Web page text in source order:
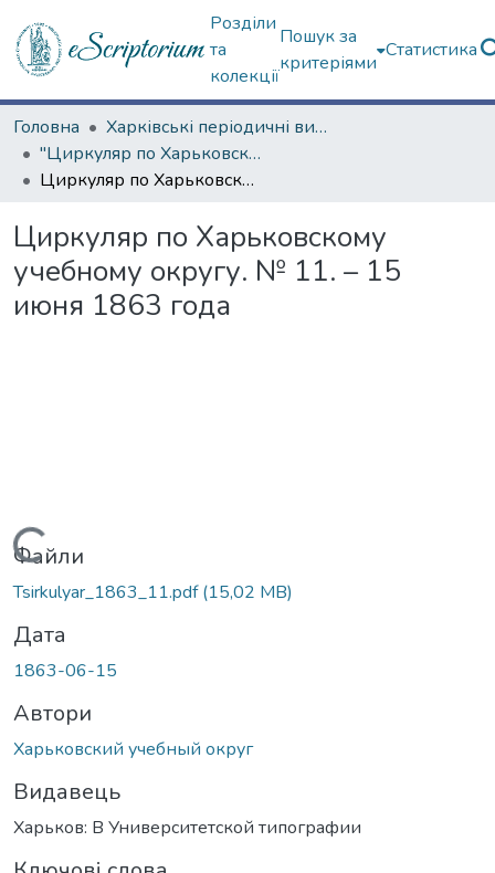
Розділи
та
колекції
Пошук за
критеріями
Статистика
Головна
Харківські періодичні видання
"Циркуляр по Харьковскому учебному округу" (1861—1916 гг.)
Циркуляр по Харьковскому учебному округу. № 11. – 15 июня 1863 года
Циркуляр по Харьковскому
учебному округу. № 11. – 15
июня 1863 года
Вантажиться...
Файли
Tsirkulyar_1863_11.pdf(15,02 MB)
Дата
1863-06-15
Автори
Харьковский учебный округ
Видавець
Харьков: В Университетской типографии